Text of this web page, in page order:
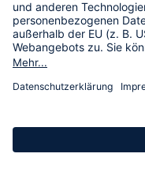
HSE International